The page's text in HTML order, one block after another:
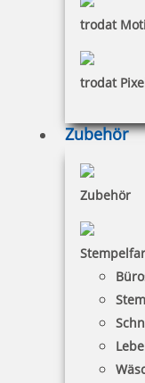
trodat
trodat
Zubehör
Zubehör
fester Text bis 7